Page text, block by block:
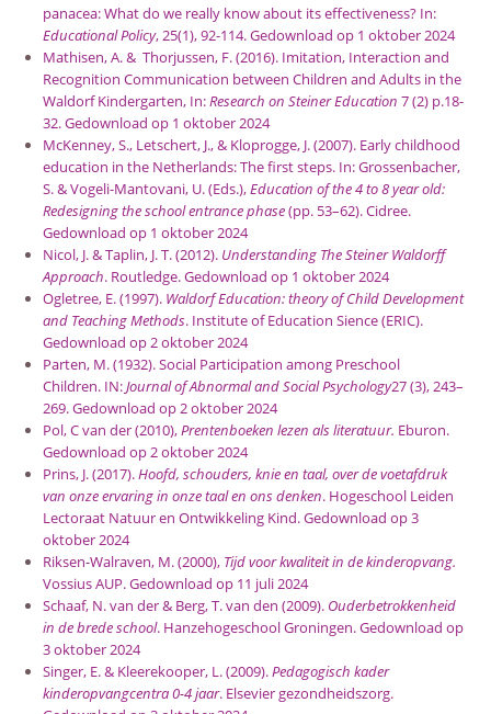
panacea: What do we really know about its effectiveness? In:
Educational Policy, 25(1), 92-114. Gedownload op 1 oktober 2024
Mathisen, A. & Thorjussen, F. (2016). Imitation, Interaction and
Recognition Communication between Children and Adults in the
Waldorf Kindergarten, In:Research on Steiner Education 7 (2) p.18-
32. Gedownload op 1 oktober 2024
McKenney, S., Letschert, J., & Kloprogge, J. (2007). Early childhood
education in the Netherlands: The first steps. In: Grossenbacher,
S. & Vogeli-Mantovani, U. (Eds.),Education of the 4 to 8 year old:
Redesigning the school entrance phase(pp. 53–62). Cidree.
Gedownload op 1 oktober 2024
Nicol, J. & Taplin, J. T. (2012). Understanding The Steiner Waldorff
Approach. Routledge. Gedownload op 1 oktober 2024
Ogletree, E. (1997). Waldorf Education:theory of Child Development
and Teaching Methods. Institute of Education Sience (ERIC).
Gedownload op 2 oktober 2024
Parten, M. (1932). Social Participation among Preschool
Children. IN:Journal of Abnormal and Social Psychology27 (3), 243–
269. Gedownload op 2 oktober 2024
Pol, C van der (2010),Prentenboeken lezen als literatuur. Eburon.
Gedownload op 2 oktober 2024
Prins, J. (2017).Hoofd, schouders, knie en taal, over de voetafdruk
van onze ervaring in onze taal en ons denken. Hogeschool Leiden
Lectoraat Natuur en Ontwikkeling Kind. Gedownload op 3
oktober 2024
Riksen-Walraven, M. (2000), Tijd voor kwaliteit in de kinderopvang.
Vossius AUP. Gedownload op 11 juli 2024
Schaaf, N. van der & Berg, T. van den (2009). Ouderbetrokkenheid
in de brede school. Hanzehogeschool Groningen. Gedownload op
3 oktober 2024
Singer, E. & Kleerekooper, L. (2009).Pedagogisch kader
kinderopvangcentra 0-4 jaar. Elsevier gezondheidszorg.